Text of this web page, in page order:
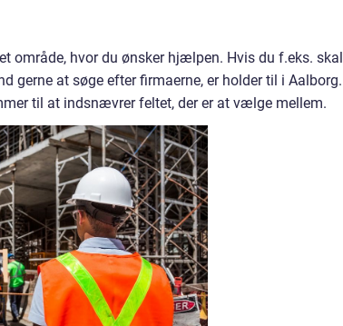
område, hvor du ønsker hjælpen. Hvis du f.eks. skal
gerne at søge efter firmaerne, er holder til i Aalborg.
til at indsnævrer feltet, der er at vælge mellem.